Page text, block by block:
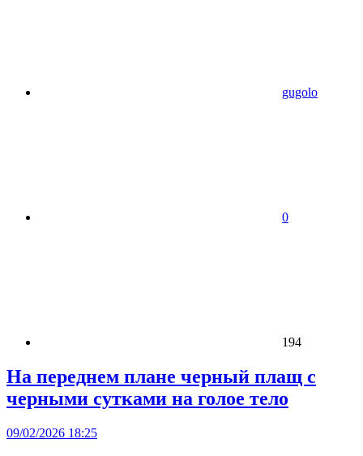
gugolo
0
194
На переднем плане черный плащ с
черными сутками на голое тело
09/02/2026 18:25